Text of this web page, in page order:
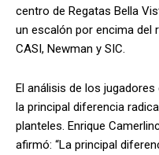
centro de Regatas Bella
un escalón por encima del
CASI, Newman y SIC.
El análisis de los
la principal diferencia
planteles. Enrique
afirmó: “La principal